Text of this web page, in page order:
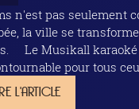
n'est pas seulement
la ville se
l'adresse
pour tous
L'ARTICLE